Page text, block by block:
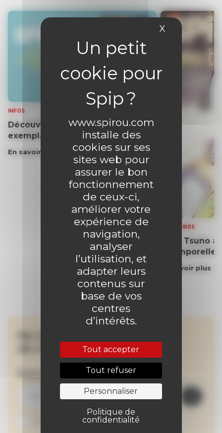
www.spirou.com
installe des
cookies sur ses
sites web pour
assurer le bon
fonctionnement
de ceux-ci,
améliorer votre
expérience de
navigation,
analyser
l’utilisation, et
adapter leurs
contenus sur
base de vos
centres
d’intérêts.
Tout accepter
Tout refuser
Personnaliser
Politique de
confidentialité
X Masquer le
INFOS
Découvrez gratuitement un
exemplaire du journal !
En savoir plus
SOMMAIRES
Yoko Tsuno
intemporelle
En savoir plus
de nos actualités !
Inscrivez-vous à la newsletter
Je suis abonné au site